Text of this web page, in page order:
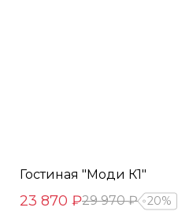
Гостиная "Моди К1"
23 870 ₽29 970 ₽ 20%